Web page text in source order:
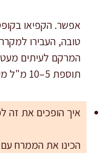
אפשר. הקפיאו
טובה, העבירו
המרקם לעיתים מעט
תוספת 5–10 מ"ל מים חמים.
איך הופכים את זה